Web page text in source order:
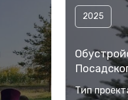
2025
Тип